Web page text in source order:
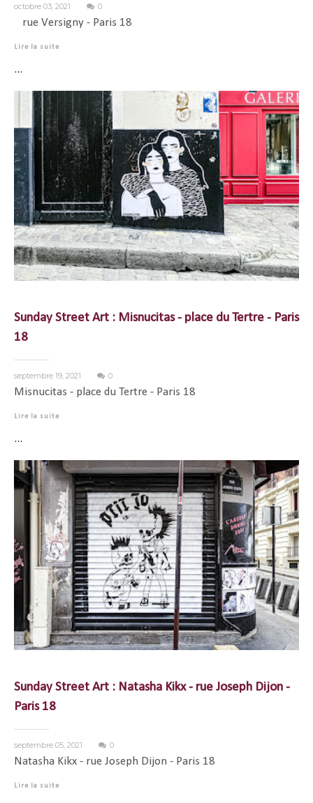
octobre 03, 2021 0
rue Versigny - Paris 18
Lire la suite
...
Sunday Street Art : Misnucitas - place du Tertre - Paris
18
septembre 19, 2021 0
Misnucitas - place du Tertre - Paris 18
Lire la suite
...
Sunday Street Art : Natasha Kikx - rue Joseph Dijon -
Paris 18
septembre 05, 2021 0
Natasha Kikx - rue Joseph Dijon - Paris 18
Lire la suite